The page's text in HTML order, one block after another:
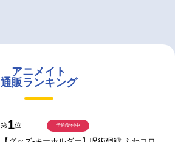
アニメイト
通販ランキング
第1位 予約受付中